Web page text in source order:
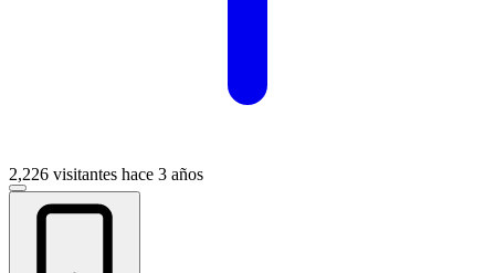
2,226 visitantes hace 3 años